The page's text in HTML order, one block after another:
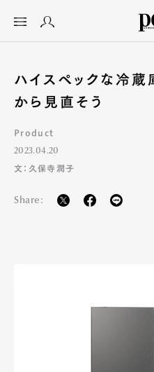
ハイスペックな冷蔵
から見直そう
Product
2023.04.20
文：久保寺潤子
Share: